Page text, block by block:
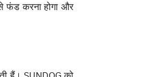
फंड करना होगा और